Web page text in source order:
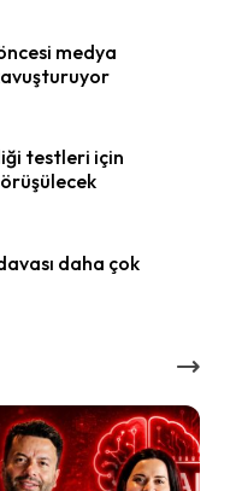
medya
testleri için
daha çok